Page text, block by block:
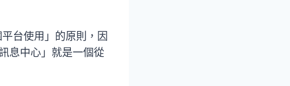
台使用」的原則，因
息中心」就是一個從